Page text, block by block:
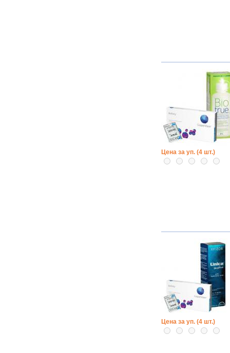
Цена за уп. (4 шт.)
Цена за уп. (4 шт.)